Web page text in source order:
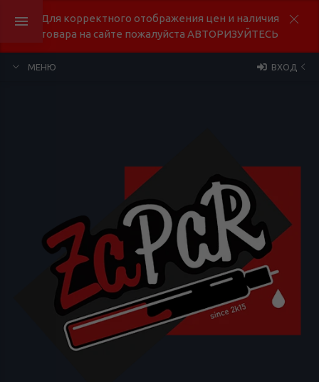
Для корректного отображения цен и наличия
товара на сайте пожалуйста АВТОРИЗУЙТЕСЬ
МЕНЮ ВХОД